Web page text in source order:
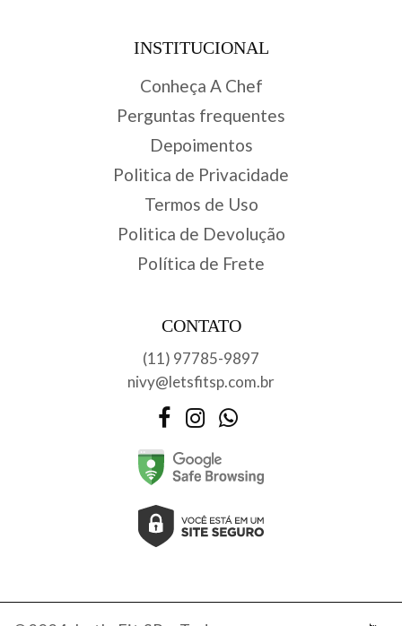
INSTITUCIONAL
Conheça A Chef
Perguntas frequentes
Depoimentos
Politica de Privacidade
Termos de Uso
Politica de Devolução
Política de Frete
CONTATO
(11) 97785-9897
nivy@letsfitsp.com.br
FacebookInstagramWhatsApp